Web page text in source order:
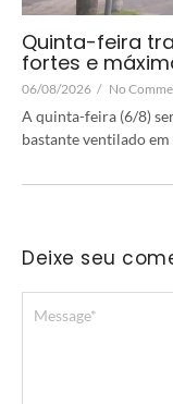
Quinta-feira
fortes e
06/08/2026 / No
A quinta-feira (6/8)
bastante ventilado
Deixe seu